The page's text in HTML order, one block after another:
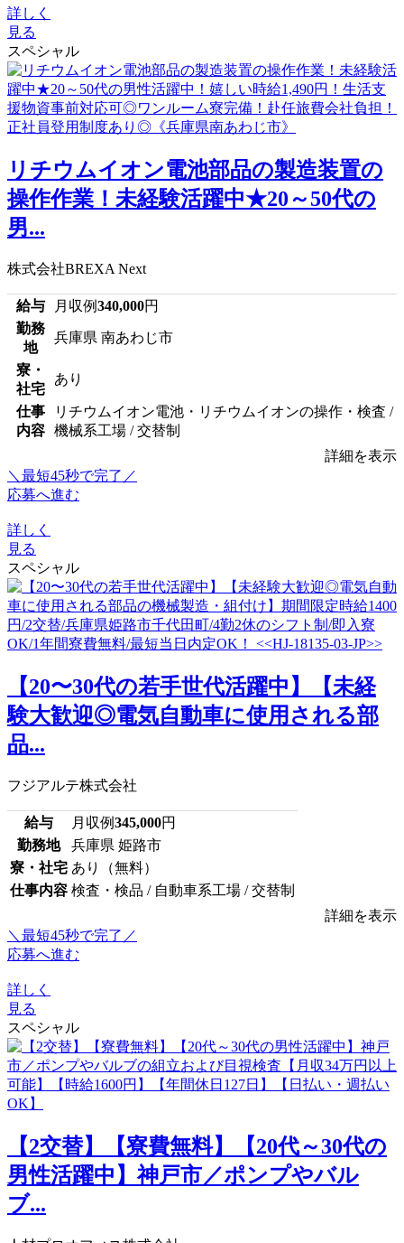
詳しく
見る
スペシャル
リチウムイオン電池部品の製造装置の
操作作業！未経験活躍中★20～50代の
男...
株式会社BREXA Next
給与 月収例340,000円
勤務
地
兵庫県 南あわじ市
寮・
社宅
あり
仕事
内容
リチウムイオン電池・リチウムイオンの操作・検査 /
機械系工場 / 交替制
詳細を表示
＼最短45秒で完了／
応募へ進む
詳しく
見る
スペシャル
【20〜30代の若手世代活躍中】【未経
験大歓迎◎電気自動車に使用される部
品...
フジアルテ株式会社
給与 月収例345,000円
勤務地
兵庫県 姫路市
寮・社宅 あり（無料）
仕事内容 検査・検品 / 自動車系工場 / 交替制
詳細を表示
＼最短45秒で完了／
応募へ進む
詳しく
見る
スペシャル
【2交替】【寮費無料】【20代～30代の
男性活躍中】神戸市／ポンプやバル
ブ...